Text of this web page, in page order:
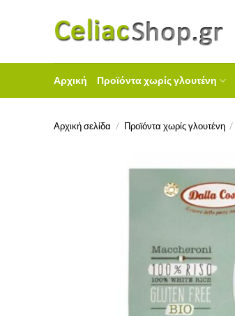
περιεχόμενο
Αρχική Προϊόντα χωρίς γλουτένη
Αρχική σελίδα / Προϊόντα χωρίς γλουτένη /